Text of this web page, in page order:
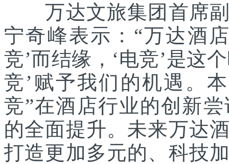
万达文旅集团首席副
宁奇峰表示：“万达酒
竞’而结缘，‘电竞’是这
竞’赋予我们的机遇。
竞”在酒店行业的创新
的全面提升。未来万达
打造更加多元的、科技